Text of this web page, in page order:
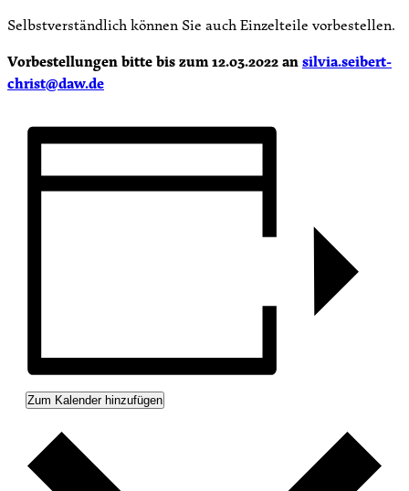
Selbstverständlich können Sie auch Einzelteile vorbestellen.
Vorbestellungen bitte bis zum 12.03.2022 ansilvia.seibert-
christ@daw.de
Zum Kalender hinzufügen